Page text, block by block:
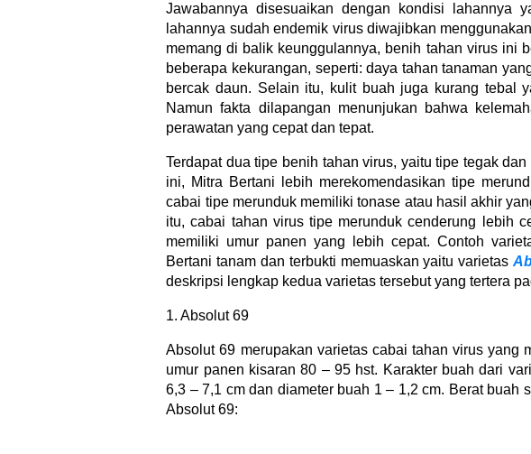
Jawabannya disesuaikan dengan kondisi lahannya
lahannya sudah endemik virus diwajibkan
memang di balik keunggulannya, benih tahan virus ini
beberapa kekurangan, seperti: daya tahan tanaman
bercak daun. Selain itu, kulit buah juga kurang tebal
Namun fakta dilapangan menunjukan bahwa
perawatan yang cepat dan tepat.
Terdapat dua tipe benih tahan virus, yaitu tipe tegak
ini, Mitra Bertani lebih merekomendasikan tipe
cabai tipe merunduk memiliki tonase atau hasil akhir
itu, cabai tahan virus tipe merunduk cenderung lebih
memiliki umur panen yang lebih cepat. Contoh
Bertani tanam dan terbukti memuaskan yaitu varietas
deskripsi lengkap kedua varietas tersebut yang tertera
1. Absolut 69
Absolut 69 merupakan varietas cabai tahan virus yang
umur panen kisaran 80 – 95 hst. Karakter buah dari
6,3 – 7,1 cm dan diameter buah 1 – 1,2 cm. Berat buah
Absolut 69: